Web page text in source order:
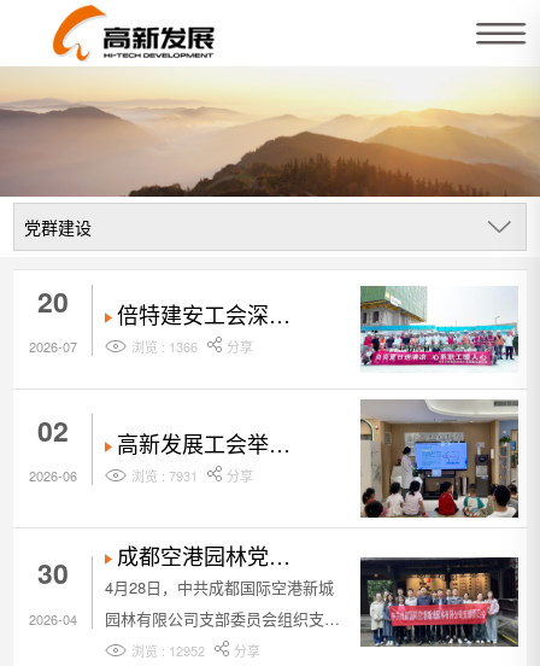
20
2026-07
倍特建安工会深入
项目一线开展夏日
浏览 : 1366 分享
02
2026-06
高新发展工会举办
多彩活动，点亮别
浏览 : 7931 分享
30
2026-04
成都空港园林党支
部开展“传承古堰清
风·筑牢廉洁初心”主
题党日
4月28日，中共成都国际空港新城
园林有限公司支部委员会组织支委
班子及全体党员，赴都江堰水利文
浏览 : 12952 分享